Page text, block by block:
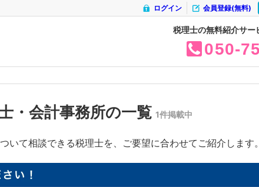
会員登録(無料)
ログイン
税理士の無料紹介サー
050
・会計事務所の一覧 1件掲載中
いて相談できる税理士を、ご要望に合わせてご紹介します。